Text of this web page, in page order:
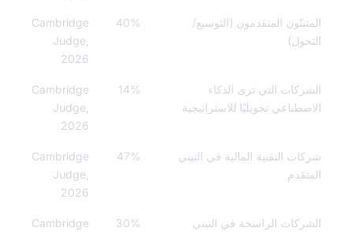
المتقدمون (التوسيع/
Cambridge
التي ترى الذكاء
تحويليًا للاستراتيجية
Cambridge
التقنية المالية في التبني
47%
Cambridge
الراسخة في التبني
Cambridge